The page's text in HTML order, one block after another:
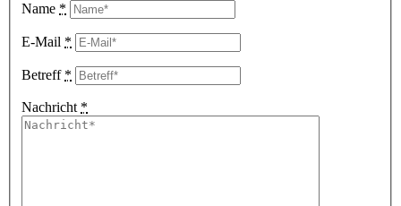
Name *
E-Mail *
Betreff *
Nachricht *